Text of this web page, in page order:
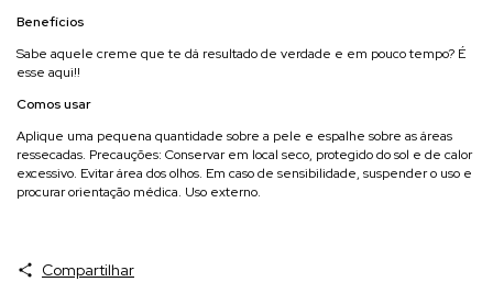
Benefícios
Sabe aquele creme que te dá resultado de verdade e em pouco tempo? É
esse aqui!!
Comos usar
Aplique uma pequena quantidade sobre a pele e espalhe sobre as áreas
ressecadas. Precauções: Conservar em local seco, protegido do sol e de calor
excessivo. Evitar área dos olhos. Em caso de sensibilidade, suspender o uso e
procurar orientação médica. Uso externo.
Compartilhar